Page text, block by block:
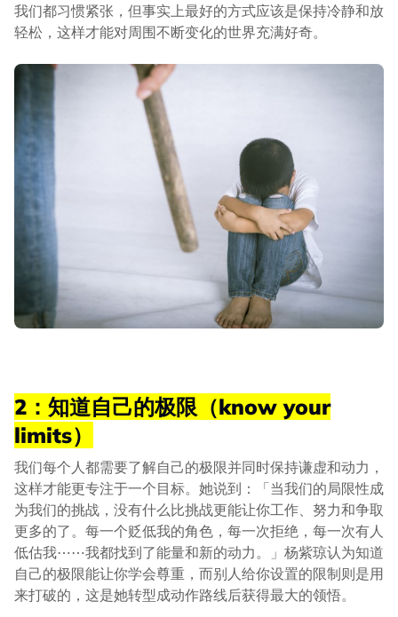
我们都习惯紧张，但事实上最好的方式应该是保持冷静和放
轻松，这样才能对周围不断变化的世界充满好奇。
2：知道自己的极限（know your
limits）
我们每个人都需要了解自己的极限并同时保持谦虚和动力，
这样才能更专注于一个目标。她说到：「当我们的局限性成
为我们的挑战，没有什么比挑战更能让你工作、努力和争取
更多的了。每一个贬低我的角色，每一次拒绝，每一次有人
低估我⋯⋯我都找到了能量和新的动力。」杨紫琼认为知道
自己的极限能让你学会尊重，而别人给你设置的限制则是用
来打破的，这是她转型成动作路线后获得最大的领悟。